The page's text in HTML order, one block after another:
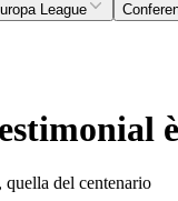
League
del centenario